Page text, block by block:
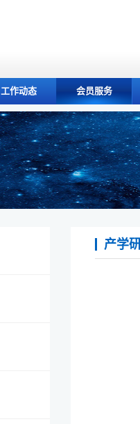
工作动态 会员服务
产学